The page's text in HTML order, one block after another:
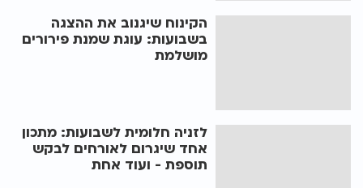
הקינוח שיגנוב את ההצגה
בשבועות: עוגת שמנת פירורים
מושלמת
לזניה חלומית לשבועות: מתכון
אחד שיגרום לאורחים לבקש
תוספת - ועוד אחת